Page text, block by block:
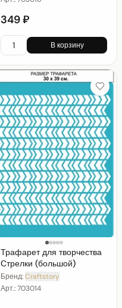
349 ₽
В корзину
Трафарет для творчества
Стрелки (большой)
Бренд:Craftstory
Арт.:703014